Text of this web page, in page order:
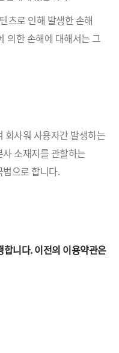
츠로 인해 발생한 손해
의한 손해에 대해서는 그
회사워 사용자간 발생하는
소재지를관할하는
으로 합니다.
합니다.이전의 이용약관은